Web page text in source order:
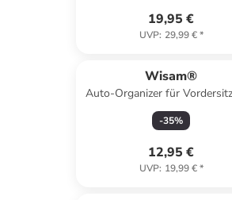
19,95 €
UVP: 29,99 €*
Wisam®
Auto-Organizer für
Fächern
-35%
12,95 €
UVP: 19,99 €*